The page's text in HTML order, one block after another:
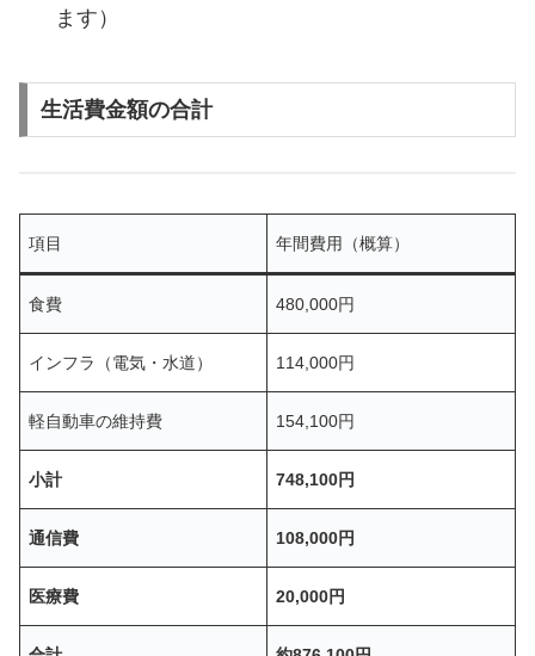
ます）
生活費金額の合計
項目 年間費用（概算）
食費 480,000円
インフラ（電気・水道） 114,000円
軽自動車の維持費 154,100円
小計 748,100円
通信費 108,000円
医療費 20,000円